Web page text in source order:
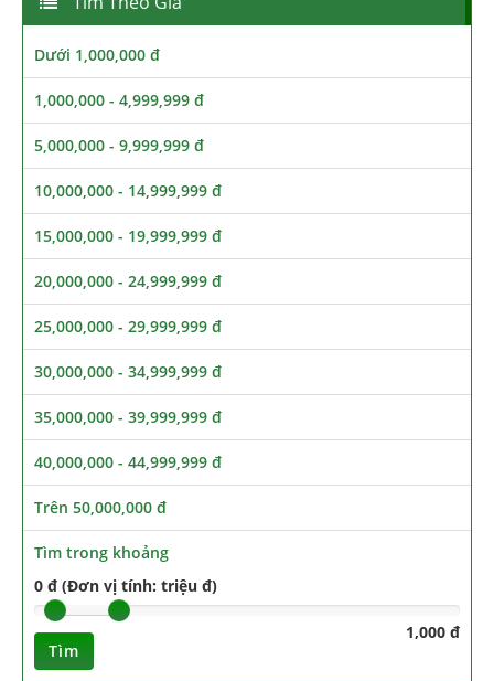
Dưới 1,000,000 đ
1,000,000 - 4,999,999 đ
5,000,000 - 9,999,999 đ
10,000,000 - 14,999,999 đ
15,000,000 - 19,999,999 đ
20,000,000 - 24,999,999 đ
25,000,000 - 29,999,999 đ
30,000,000 - 34,999,999 đ
35,000,000 - 39,999,999 đ
40,000,000 - 44,999,999 đ
Trên 50,000,000 đ
Tìm trong khoảng
0 đ (Đơn vị tính: triệu đ)
1,000 đ
Tìm